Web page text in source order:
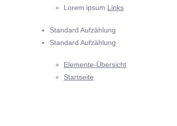
Lorem ipsum Links
Standard Aufzählung
Standard Aufzählung
Elemente-Übersicht
Startseite